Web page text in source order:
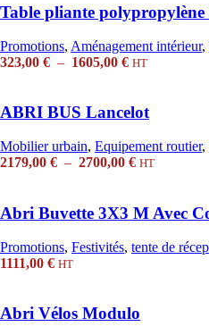
317,00 €
à
2766,00 €
Table pliante polypropylène
Promotions, Aménagement intérieur,
323,00 € – 1605,00 €Plage
323,00 €
1605,00 €
HT
ABRI BUS Lancelot
Mobilier urbain, Equipement routier,
2179,00 € – 2700,00 €Plage
2179,00 €
à
2700,00 €
HT
Abri Buvette 3X3 M Avec
Promotions, Festivités, tente de
1111,00 € HT
Abri Vélos Modulo